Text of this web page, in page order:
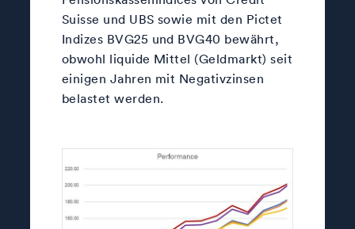
Suisse und UBS sowie mit den Pictet
Indizes BVG25 und BVG40 bewährt,
obwohl liquide Mittel (Geldmarkt) seit
einigen Jahren mit Negativzinsen
belastet werden.